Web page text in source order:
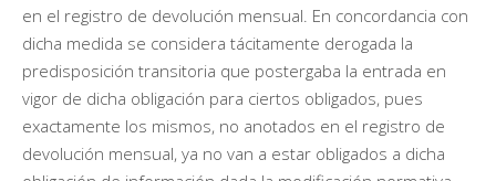
en el registro de devolución mensual. En concordancia con
dicha medida se considera tácitamente derogada la
predisposición transitoria que postergaba la entrada en
vigor de dicha obligación para ciertos obligados, pues
exactamente los mismos, no anotados en el registro de
devolución mensual, ya no van a estar obligados a dicha